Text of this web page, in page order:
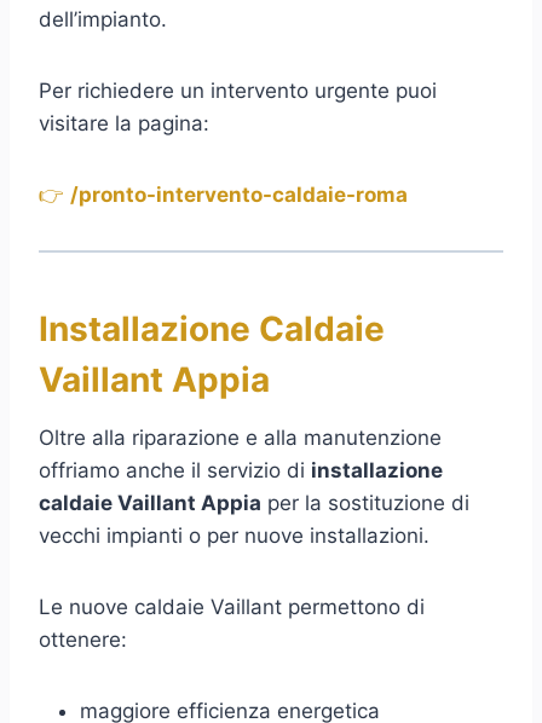
dell’impianto.
Per richiedere un intervento urgente puoi
visitare la pagina:
👉 /pronto-intervento-caldaie-roma
Installazione Caldaie
Vaillant Appia
Oltre alla riparazione e alla manutenzione
offriamo anche il servizio di installazione
caldaie Vaillant Appia per la sostituzione di
vecchi impianti o per nuove installazioni.
Le nuove caldaie Vaillant permettono di
ottenere:
maggiore efficienza energetica